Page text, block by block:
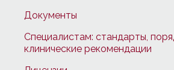
Документы
Специалистам: стандарты,
клинические рекомендации